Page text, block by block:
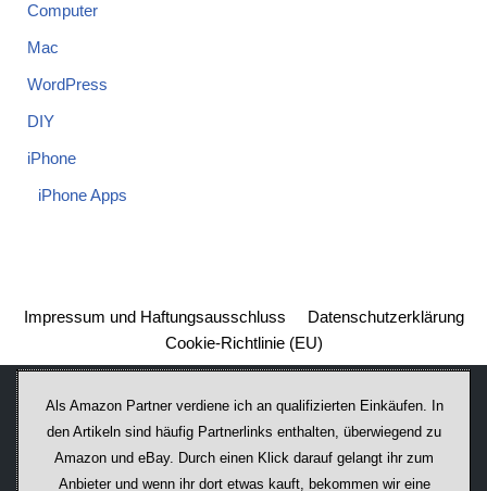
Computer
Mac
WordPress
DIY
iPhone
iPhone Apps
Impressum und Haftungsausschluss
Datenschutzerklärung
Cookie-Richtlinie (EU)
Als Amazon Partner verdiene ich an qualifizierten Einkäufen. In
den Artikeln sind häufig Partnerlinks enthalten, überwiegend zu
Amazon und eBay. Durch einen Klick darauf ge­lan­gt ihr zum
Anbieter und wenn ihr dort etwas kauft, bekommen wir ei­ne